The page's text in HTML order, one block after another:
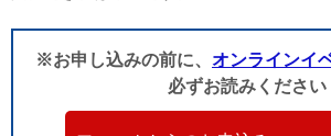
※お申し込みの前に、 オンラインイ
必ずお読みください